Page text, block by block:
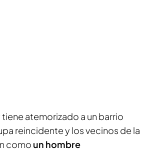
tiene atemorizado a un barrio
reincidente y los vecinos de la
como un hombre